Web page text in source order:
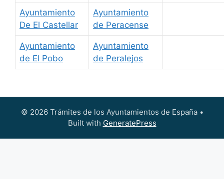
Ayuntamiento
De El Castellar
Ayuntamiento
de Peracense
Ayuntamiento
de El Pobo
Ayuntamiento
de Peralejos
© 2026 Trámites de los Ayuntamientos de España•
Built with GeneratePress